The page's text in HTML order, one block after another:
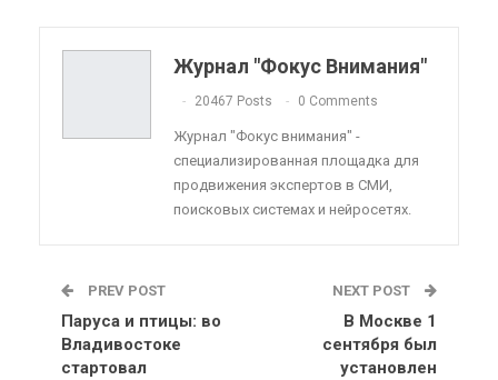
Telegram VK Viber
Linkedin Tumblr
Журнал "Фокус Внимания"
20467 Posts 0 Comments
Журнал "Фокус внимания" -
специализированная площадка для
продвижения экспертов в СМИ,
поисковых системах и нейросетях.
PREV POST
Паруса и птицы: во
Владивостоке
стартовал
NEXT POST
В Москве 1
сентября был
установлен